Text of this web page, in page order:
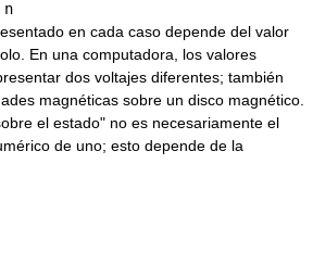
en cada caso depende del valor
En una computadora, los valores
dos voltajes diferentes; también
magnéticas sobre un disco magnético.
el estado" no es necesariamente el
de uno; esto depende de la